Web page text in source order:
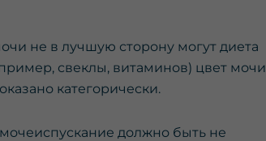
не в лучшую сторону могут диета
свеклы, витаминов) цвет мочи
категорически.
должно быть не